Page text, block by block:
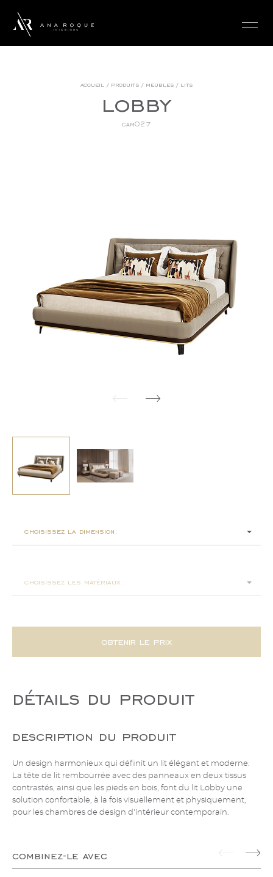
accueil / produits / meubles / lits
lobby
cam027
choisissez la dimension:
choisissez les matériaux:
obtenir le prix
détails du produit
description du produit
Un design harmonieux qui définit un lit élégant et moderne.
La tête de lit rembourrée avec des panneaux en deux tissus
contrastés, ainsi que les pieds en bois, font du lit Lobby une
solution confortable, à la fois visuellement et physiquement,
pour les chambres de design d'intérieur contemporain.
combinez-le avec